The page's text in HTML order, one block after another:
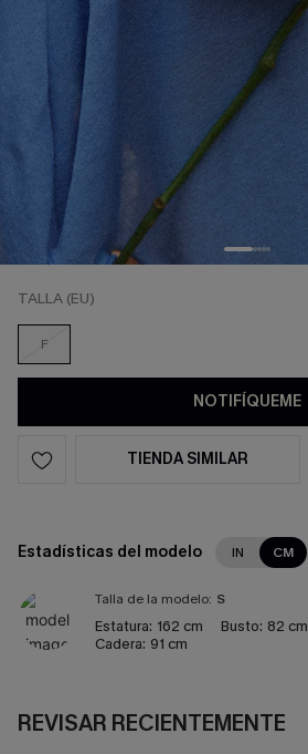
TALLA (EU)
F
NOTIFÍQUEME
TIENDA SIMILAR
Estadísticas del modelo IN CM
Talla de la modelo: S
Estatura: 162 cm Busto: 82 cm
Cadera: 91 cm
REVISAR RECIENTEMENTE